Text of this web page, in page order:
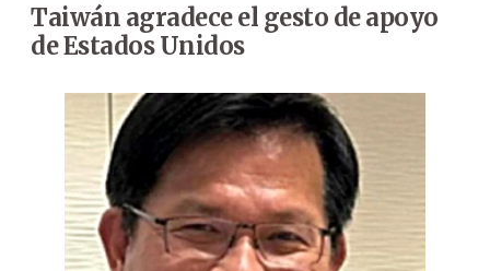
Taiwán agradece el gesto de apoyo
de Estados Unidos